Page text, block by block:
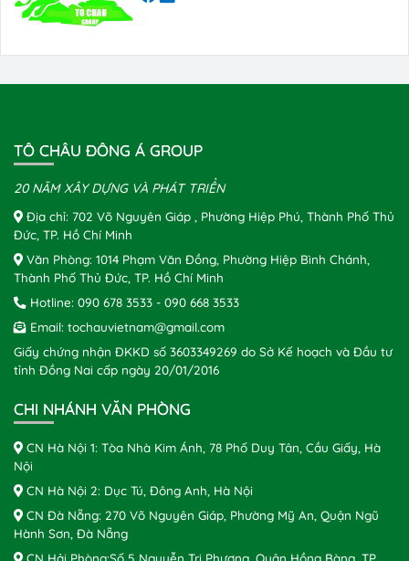
TÔ CHÂU ĐÔNG Á GROUP
20 NĂM XÂY DỰNG VÀ PHÁT TRIỂN
Địa chỉ: 702 Võ Nguyên Giáp , Phường Hiệp Phú, Thành Phố Thủ
Đức, TP. Hồ Chí Minh
Văn Phòng: 1014 Phạm Văn Đồng, Phường Hiệp Bình Chánh,
Thành Phố Thủ Đức, TP. Hồ Chí Minh
Hotline: 090 678 3533 - 090 668 3533
Email: tochauvietnam@gmail.com
Giấy chứng nhận ĐKKD số 3603349269 do Sở Kế hoạch và Đầu tư
tỉnh Đồng Nai cấp ngày 20/01/2016
CHI NHÁNH VĂN PHÒNG
CN Hà Nội 1: Tòa Nhà Kim Ánh, 78 Phố Duy Tân, Cầu Giấy, Hà
Nội
CN Hà Nội 2: Dục Tú, Đông Anh, Hà Nội
CN Đà Nẵng: 270 Võ Nguyên Giáp, Phường Mỹ An, Quận Ngũ
Hành Sơn, Đà Nẵng
CN Hải Phòng:Số 5 Nguyễn Tri Phương, Quận Hồng Bàng, TP